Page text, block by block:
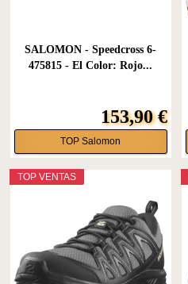
SALOMON - Speedcross 6-
475815 - El Color: Rojo...
153,90 €
TOP Salomon
TOP VENTAS